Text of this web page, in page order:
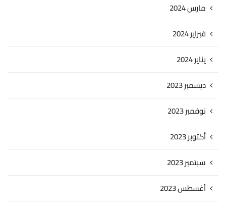
مارس 2024
فبراير 2024
يناير 2024
ديسمبر 2023
نوفمبر 2023
أكتوبر 2023
سبتمبر 2023
أغسطس 2023